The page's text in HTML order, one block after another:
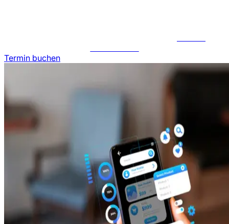
Termin buchen